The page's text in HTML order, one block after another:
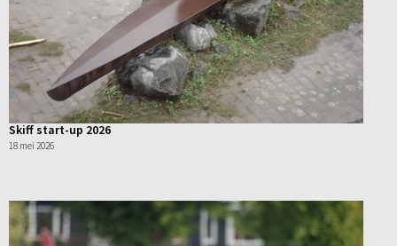
Skiff start-up 2026
18 mei 2026